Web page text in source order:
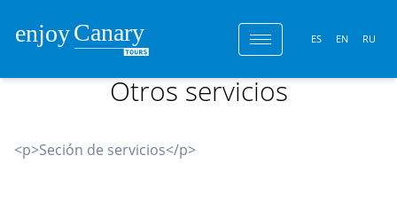
ES EN RU
Otros servicios
<p>Seción de servicios</p>